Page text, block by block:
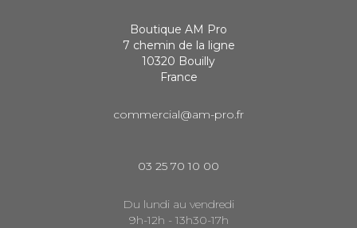
Boutique AM Pro
7 chemin de la ligne
10320 Bouilly
France
commercial@am-pro.fr
03 25 70 10 00
Du lundi au vendredi
9h-12h - 13h30-17h